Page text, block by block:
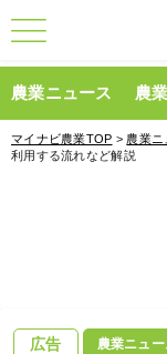
農業ニュース 農
マイナビ農業TOP > 農業ニ
利用する流れなど解説
広告 農業ニュー